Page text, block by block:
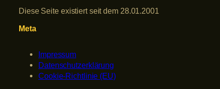
Diese Seite existiert seit dem 28.01.2001
Meta
Impressum
Datenschutzerklärung
Cookie-Richtlinie (EU)